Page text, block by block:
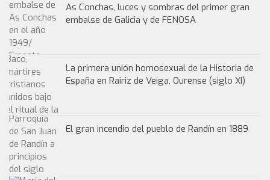
As Conchas, luces y sombras del primer gran
embalse de Galicia y de FENOSA
La primera unión homosexual de la Historia de
España en Rairiz de Veiga, Ourense (siglo XI)
El gran incendio del pueblo de Randín en 1889